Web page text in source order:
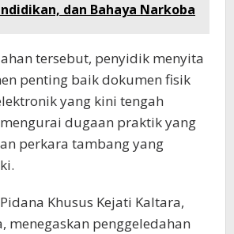
dan Bahaya Narkoba
tersebut, penyidik menyita
penting baik dokumen fisik
yang kini tengah
dugaan praktik yang
perkara tambang yang
Khusus Kejati Kaltara,
menegaskan penggeledahan